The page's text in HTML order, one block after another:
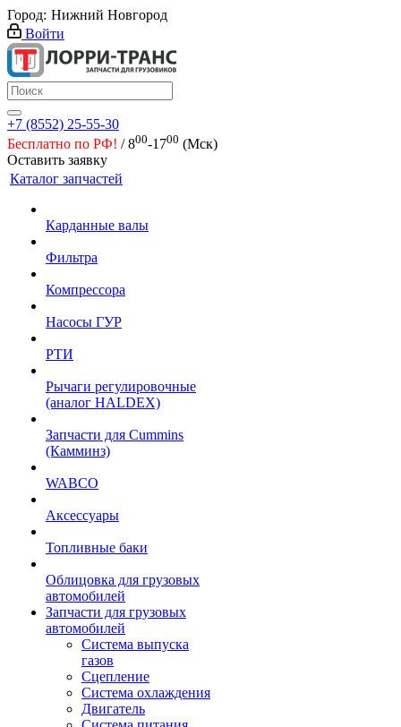
Город: Нижний Новгород
Войти
+7 (8552) 25-55-30
Бесплатно по РФ! / 800-1700 (Мск)
Оставить заявку
Каталог запчастей
Карданные валы
Фильтра
Компрессора
Насосы ГУР
РТИ
Рычаги регулировочные
(аналог HALDEX)
Запчасти для Cummins
(Камминз)
WABCO
Аксессуары
Топливные баки
Облицовка для грузовых
автомобилей
Запчасти для грузовых
автомобилей
Система выпуска
газов
Сцепление
Система охлаждения
Двигатель